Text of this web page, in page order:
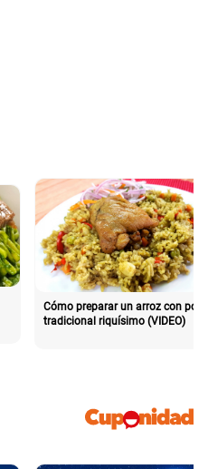
Cómo preparar un arroz con pollo
tradicional riquísimo (VIDEO)